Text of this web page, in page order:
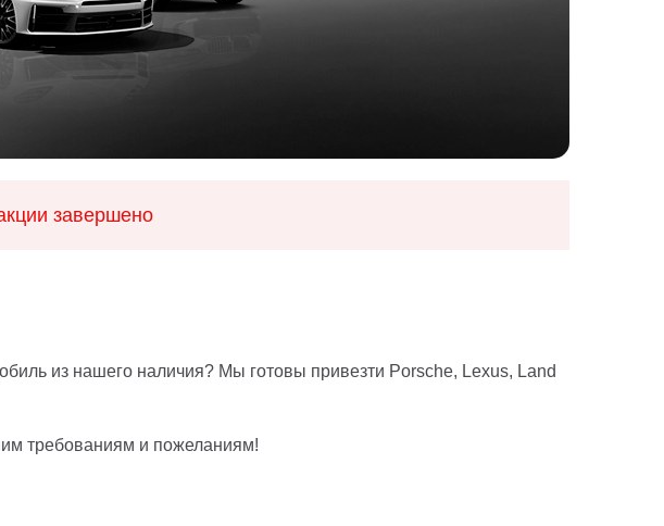
завершено
из нашего наличия? Мы готовы привезти Porsche, Lexus, Land
требованиям и пожеланиям!